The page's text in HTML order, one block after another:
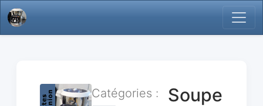
Catégories :
Soupe